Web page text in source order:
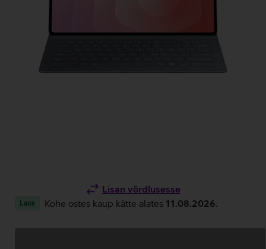
Lisan võrdlusesse
Laos Kohe ostes kaup kätte alates 11.08.2026